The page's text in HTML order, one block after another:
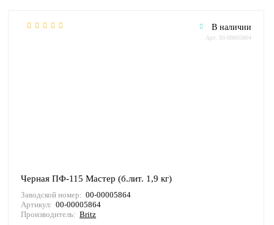
В наличии
Арт: 00-00005864
Черная ПФ-115 Мастер (б.лит. 1,9 кг)
Заводской номер: 00-00005864
Артикул: 00-00005864
Производитель: Britz